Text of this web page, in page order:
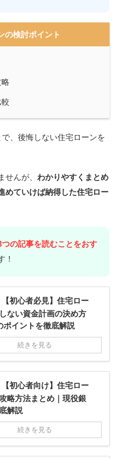
の検討ポイント
、後悔しない住宅ローンを
せんが、 わかりやすくまとめ
めていけば納得した住宅ロー
つの記事を読むことをおす
！
【初心者必見】住宅ロー
ない資金計画の決め方
ポイントを徹底解説
続きを見る
【初心者向け】住宅ロー
略方法まとめ｜現役銀
解説
続きを見る